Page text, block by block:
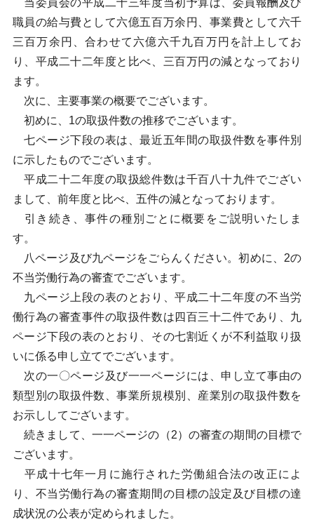
当委員会の平成二十三年度当初予算は、委員報酬及び
職員の給与費として六億五百万余円、事業費として六千
三百万余円、合わせて六億六千九百万円を計上してお
り、平成二十二年度と比べ、三百万円の減となっており
ます。
次に、主要事業の概要でございます。
初めに、1の取扱件数の推移でございます。
七ページ下段の表は、最近五年間の取扱件数を事件別
に示したものでございます。
平成二十二年度の取扱総件数は千百八十九件でござい
まして、前年度と比べ、五件の減となっております。
引き続き、事件の種別ごとに概要をご説明いたしま
す。
八ページ及び九ページをごらんください。初めに、2の
不当労働行為の審査でございます。
九ページ上段の表のとおり、平成二十二年度の不当労
働行為の審査事件の取扱件数は四百三十二件であり、九
ページ下段の表のとおり、その七割近くが不利益取り扱
いに係る申し立てでございます。
次の一〇ページ及び一一ページには、申し立て事由の
類型別の取扱件数、事業所規模別、産業別の取扱件数を
お示ししてございます。
続きまして、一一ページの（2）の審査の期間の目標で
ございます。
平成十七年一月に施行された労働組合法の改正によ
り、不当労働行為の審査期間の目標の設定及び目標の達
成状況の公表が定められました。